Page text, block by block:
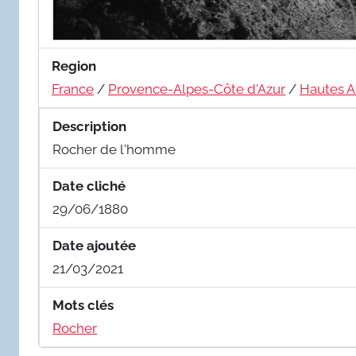
Region
France / Provence-Alpes-Côte d'Azur / Hautes
Description
Rocher de l'homme
Date cliché
29/06/1880
Date ajoutée
21/03/2021
Mots clés
Rocher